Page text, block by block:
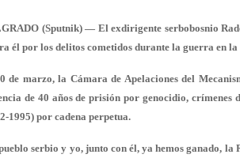
(Sputnik) — El exdirigente serbobosnio
él por los delitos cometidos durante la guerra en
de marzo, la Cámara de Apelaciones del
de 40 años de prisión por genocidio,
1995) por cadena perpetua.
serbio y yo, junto con él, ya hemos ganado,